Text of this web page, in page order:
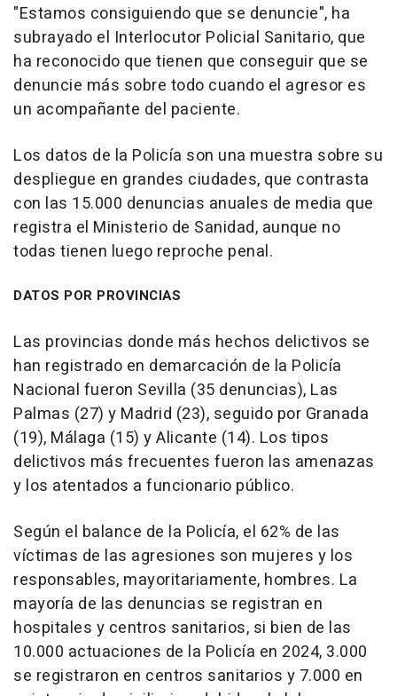
"Estamos consiguiendo que se denuncie", ha
subrayado el Interlocutor Policial Sanitario, que
ha reconocido que tienen que conseguir que se
denuncie más sobre todo cuando el agresor es
un acompañante del paciente.
Los datos de la Policía son una muestra sobre su
despliegue en grandes ciudades, que contrasta
con las 15.000 denuncias anuales de media que
registra el Ministerio de Sanidad, aunque no
todas tienen luego reproche penal.
DATOS POR PROVINCIAS
Las provincias donde más hechos delictivos se
han registrado en demarcación de la Policía
Nacional fueron Sevilla (35 denuncias), Las
Palmas (27) y Madrid (23), seguido por Granada
(19), Málaga (15) y Alicante (14). Los tipos
delictivos más frecuentes fueron las amenazas
y los atentados a funcionario público.
Según el balance de la Policía, el 62% de las
víctimas de las agresiones son mujeres y los
responsables, mayoritariamente, hombres. La
mayoría de las denuncias se registran en
hospitales y centros sanitarios, si bien de las
10.000 actuaciones de la Policía en 2024, 3.000
se registraron en centros sanitarios y 7.000 en